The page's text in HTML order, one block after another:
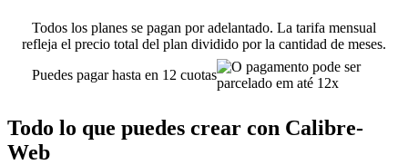
Todos los planes se pagan por adelantado. La tarifa mensual
refleja el precio total del plan dividido por la cantidad de meses.
Puedes pagar hasta en 12 cuotas
Todo lo que puedes crear con Calibre-
Web